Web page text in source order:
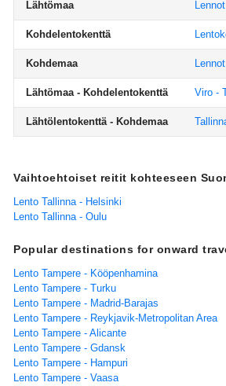
Lähtömaa
Kohdelentokenttä
Kohdemaa
Lähtömaa - Kohdelentokenttä Viro -
Lähtölentokenttä - Kohdemaa
Vaihtoehtoiset reitit kohteeseen
Lento Tallinna - Helsinki
Lento Tallinna - Oulu
Popular destinations for onward
Lento Tampere - Kööpenhamina
Lento Tampere - Turku
Lento Tampere - Madrid-Barajas
Lento Tampere - Reykjavik-Metropolitan Area
Lento Tampere - Alicante
Lento Tampere - Gdansk
Lento Tampere - Hampuri
Lento Tampere - Vaasa